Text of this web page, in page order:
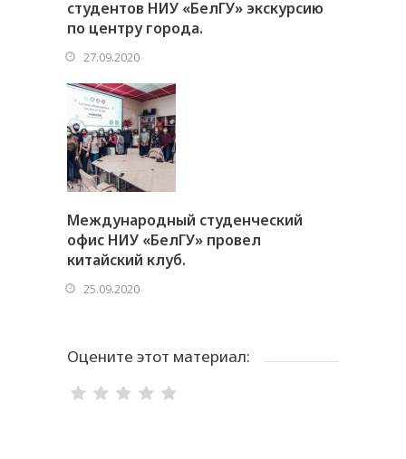
студентов НИУ «БелГУ» экскурсию
по центру города.
27.09.2020
Международный студенческий
офис НИУ «БелГУ» провел
китайский клуб.
25.09.2020
Оцените этот материал: